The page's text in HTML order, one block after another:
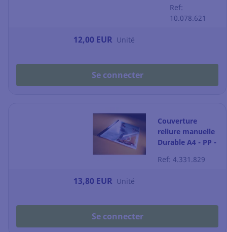
- dos 8,9 cm -
Ref:
10.078.621
12,00 EUR Unité
Se connecter
Couverture
reliure manuelle
Durable A4 - PP -
par 10
Ref: 4.331.829
13,80 EUR Unité
Se connecter